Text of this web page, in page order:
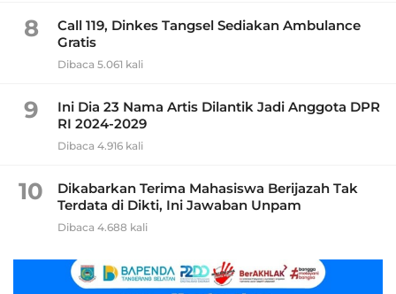
8
Call 119, Dinkes Tangsel Sediakan Ambulance
Gratis
Dibaca 5.061 kali
9
Ini Dia 23 Nama Artis Dilantik Jadi Anggota DPR
RI 2024-2029
Dibaca 4.916 kali
10
Dikabarkan Terima Mahasiswa Berijazah Tak
Terdata di Dikti, Ini Jawaban Unpam
Dibaca 4.688 kali